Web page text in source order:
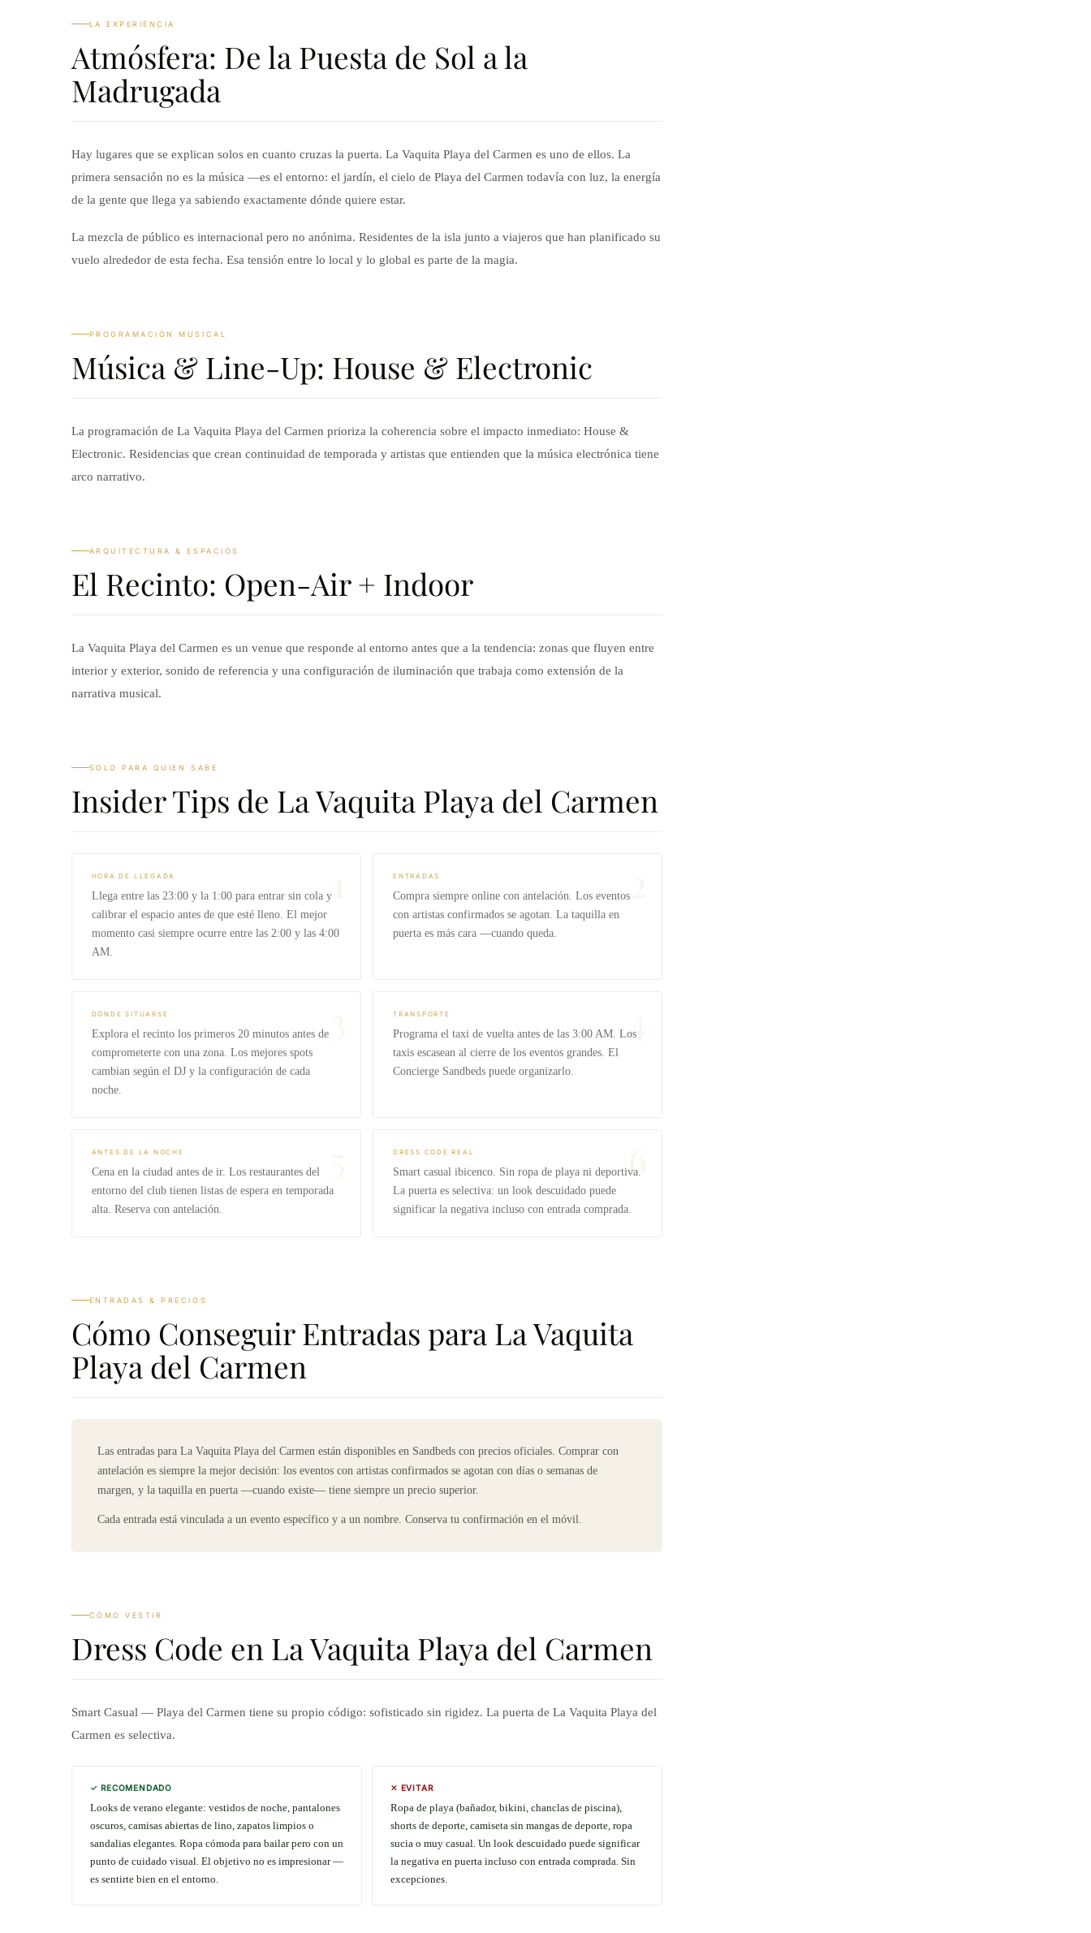
LA EXPERIENCIA
Atmósfera: De la Puesta de Sol a la
Madrugada
Hay lugares que se explican solos en cuanto cruzas la puerta. La Vaquita Playa del Carmen es uno de ellos. La
primera sensación no es la música —es el entorno: el jardín, el cielo de Playa del Carmen todavía con luz, la energía
de la gente que llega ya sabiendo exactamente dónde quiere estar.
La mezcla de público es internacional pero no anónima. Residentes de la isla junto a viajeros que han planificado su
vuelo alrededor de esta fecha. Esa tensión entre lo local y lo global es parte de la magia.
PROGRAMACIÓN MUSICAL
Música & Line-Up: House & Electronic
La programación de La Vaquita Playa del Carmen prioriza la coherencia sobre el impacto inmediato: House &
Electronic. Residencias que crean continuidad de temporada y artistas que entienden que la música electrónica tiene
arco narrativo.
ARQUITECTURA & ESPACIOS
El Recinto: Open-Air + Indoor
La Vaquita Playa del Carmen es un venue que responde al entorno antes que a la tendencia: zonas que fluyen entre
interior y exterior, sonido de referencia y una configuración de iluminación que trabaja como extensión de la
narrativa musical.
SOLO PARA QUIEN SABE
Insider Tips de La Vaquita Playa del Carmen
HORA DE LLEGADA
Llega entre las 23:00 y la 1:00 para entrar sin cola y
calibrar el espacio antes de que esté lleno. El mejor
momento casi siempre ocurre entre las 2:00 y las 4:00
AM.
ENTRADAS
Compra siempre online con antelación. Los eventos
con artistas confirmados se agotan. La taquilla en
puerta es más cara —cuando queda.
DÓNDE SITUARSE
Explora el recinto los primeros 20 minutos antes de
comprometerte con una zona. Los mejores spots
cambian según el DJ y la configuración de cada
noche.
4
TRANSPORTE
Programa el taxi de vuelta antes de las 3:00 AM. Los
taxis escasean al cierre de los eventos grandes. El
Concierge Sandbeds puede organizarlo.
ANTES DE LA NOCHE
Cena en la ciudad antes de ir. Los restaurantes del
entorno del club tienen listas de espera en temporada
alta. Reserva con antelación.
6
DRESS CODE REAL
Smart casual ibicenco. Sin ropa de playa ni deportiva.
La puerta es selectiva: un look descuidado puede
significar la negativa incluso con entrada comprada.
ENTRADAS & PRECIOS
Cómo Conseguir Entradas para La Vaquita
Playa del Carmen
Las entradas para La Vaquita Playa del Carmen están disponibles en Sandbeds con precios oficiales. Comprar con
antelación es siempre la mejor decisión: los eventos con artistas confirmados se agotan con días o semanas de
margen, y la taquilla en puerta —cuando existe— tiene siempre un precio superior.
Cada entrada está vinculada a un evento específico y a un nombre. Conserva tu confirmación en el móvil.
CÓMO VESTIR
Dress Code en La Vaquita Playa del Carmen
Smart Casual — Playa del Carmen tiene su propio código: sofisticado sin rigidez. La puerta de La Vaquita Playa del
Carmen es selectiva.
✓ RECOMENDADO
Looks de verano elegante: vestidos de noche, pantalones
oscuros, camisas abiertas de lino, zapatos limpios o
sandalias elegantes. Ropa cómoda para bailar pero con un
punto de cuidado visual. El objetivo no es impresionar —
es sentirte bien en el entorno.
✕ EVITAR
Ropa de playa (bañador, bikini, chanclas de piscina),
shorts de deporte, camiseta sin mangas de deporte, ropa
sucia o muy casual. Un look descuidado puede significar
la negativa en puerta incluso con entrada comprada. Sin
excepciones.